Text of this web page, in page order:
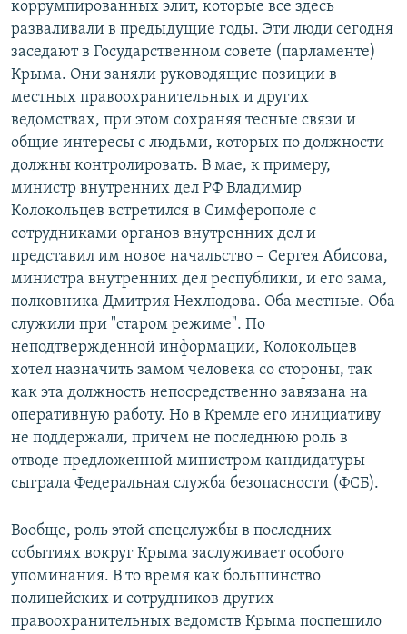
коррумпированных элит, которые все здесь
разваливали в предыдущие годы. Эти люди сегодня
заседают в Государственном совете (парламенте)
Крыма. Они заняли руководящие позиции в
местных правоохранительных и других
ведомствах, при этом сохраняя тесные связи и
общие интересы с людьми, которых по должности
должны контролировать. В мае, к примеру,
министр внутренних дел РФ Владимир
Колокольцев встретился в Симферополе с
сотрудниками органов внутренних дел и
представил им новое начальство – Сергея Абисова,
министра внутренних дел республики, и его зама,
полковника Дмитрия Нехлюдова. Оба местные. Оба
служили при "старом режиме". По
неподтвержденной информации, Колокольцев
хотел назначить замом человека со стороны, так
как эта должность непосредственно завязана на
оперативную работу. Но в Кремле его инициативу
не поддержали, причем не последнюю роль в
отводе предложенной министром кандидатуры
сыграла Федеральная служба безопасности (ФСБ).
Вообще, роль этой спецслужбы в последних
событиях вокруг Крыма заслуживает особого
упоминания. В то время как большинство
полицейских и сотрудников других
правоохранительных ведомств Крыма поспешило